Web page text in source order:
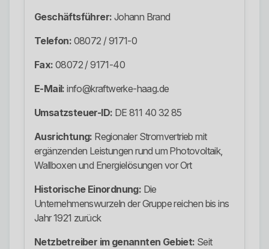
Geschäftsführer: Johann Brand
Telefon: 08072 / 9171-0
Fax: 08072 / 9171-40
E-Mail: info@kraftwerke-haag.de
Umsatzsteuer-ID: DE 811 40 32 85
Ausrichtung: Regionaler Stromvertrieb mit
ergänzenden Leistungen rund um Photovoltaik,
Wallboxen und Energielösungen vor Ort
Historische Einordnung: Die
Unternehmenswurzeln der Gruppe reichen bis ins
Jahr 1921 zurück
Netzbetreiber im genannten Gebiet: Seit